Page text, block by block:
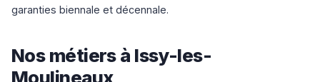
garanties biennale et décennale.
Nos métiers à Issy-les-
Moulineaux